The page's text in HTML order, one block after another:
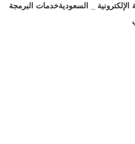
الإلكترونية _ السعوديةخدمات البرمجة